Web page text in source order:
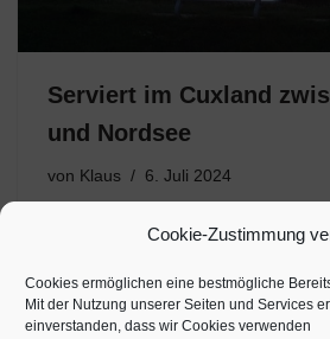
Cookie-Zustimmung
Cookies ermöglichen eine bestmögliche
Mit der Nutzung unserer Seiten und Services
einverstanden, dass wir Cookies verwenden
Serviert im Cuxland
und Nordsee
von Klaus 6. Juli 2024
Die Region um Cuxhaven ist auch
Um die Stadt Cuxhaven an der
Nordsee kulinarisch zu entdecken,